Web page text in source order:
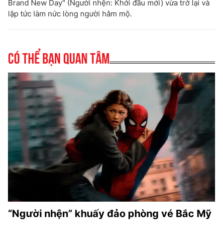
Brand New Day" (Người nhện: Khởi đầu mới) vừa trở lại và
lập tức làm nức lòng người hâm mộ.
Có thể bạn quan tâm
“Người nhện” khuấy đảo phòng vé Bắc Mỹ